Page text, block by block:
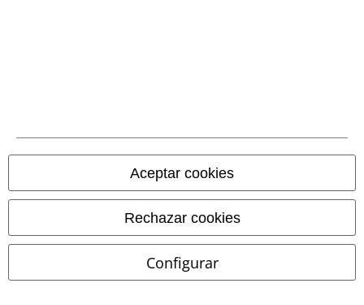
Aceptar cookies
Rechazar cookies
Configurar
promoción.
Nuestro servicio de atención al cliente está a tu
disposición